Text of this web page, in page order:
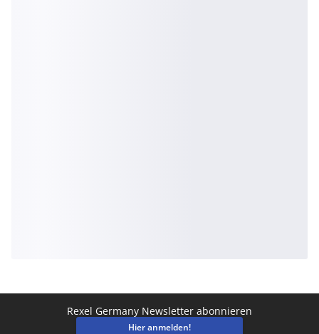
Rexel Germany Newsletter abonnieren
Hier anmelden!